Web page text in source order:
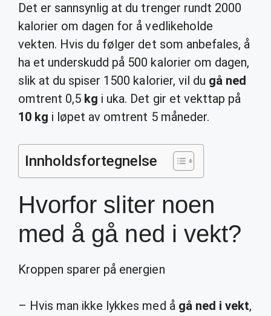
Det er sannsynlig at du trenger rundt 2000
kalorier om dagen for å vedlikeholde
vekten. Hvis du følger det som anbefales, å
ha et underskudd på 500 kalorier om dagen,
slik at du spiser 1500 kalorier, vil du gå ned
omtrent 0,5 kg i uka. Det gir et vekttap på
10 kg i løpet av omtrent 5 måneder.
Innholdsfortegnelse
Hvorfor sliter noen
med å gå ned i vekt?
Kroppen sparer på energien
– Hvis man ikke lykkes med å gå ned i vekt,